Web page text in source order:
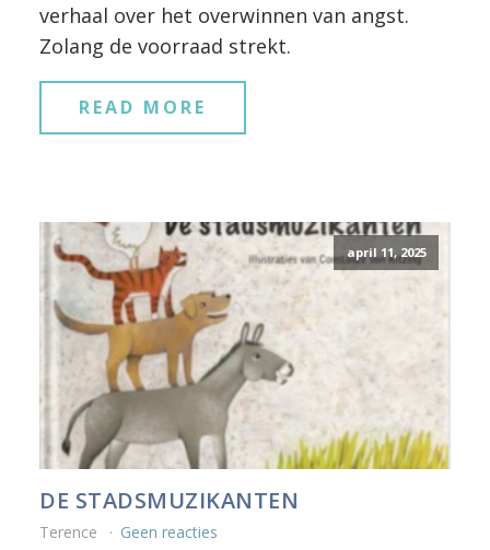
verhaal over het overwinnen van angst.
Zolang de voorraad strekt.
READ MORE
april 11, 2025
DE STADSMUZIKANTEN
Terence Geen reacties